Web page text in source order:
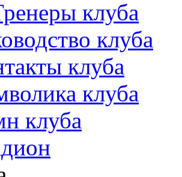
клуба
клуба
клуба
клуба
клуба